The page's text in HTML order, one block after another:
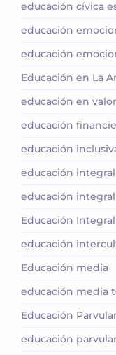
educación cívica
educación
educación
Educación en La
educación en
educación
educación
educación integral
educación
Educación
educación
Educación media
educación media
Educación
educación